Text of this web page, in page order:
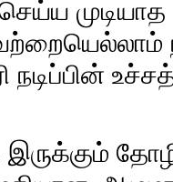
முடியாத
நடிப்பின்
இருக்கும்